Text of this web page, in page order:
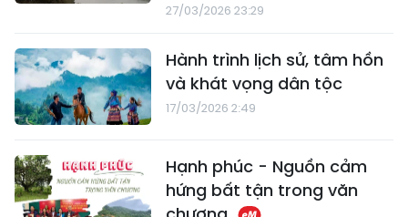
27/03/2026 23:29
Hành trình lịch sử, tâm hồn
và khát vọng dân tộc
17/03/2026 2:49
Hạnh phúc - Nguồn cảm
hứng bất tận trong văn